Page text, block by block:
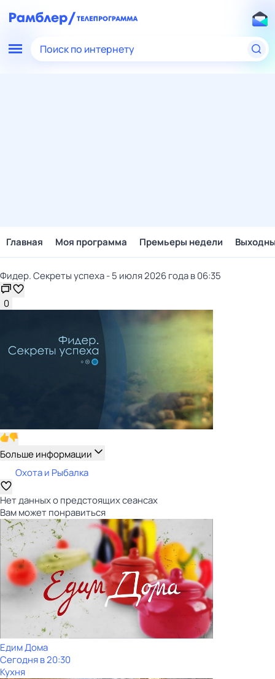
Поиск по интернету
Главная Моя программа Премьеры недели
Фидер. Секреты успеха - 5 июля 2026 года в 06:35
0
Больше информации
Охота и Рыбалка
Нет данных о предстоящих сеансах
Вам может понравиться
Едим Дома
Сегодня в 20:30
Кухня